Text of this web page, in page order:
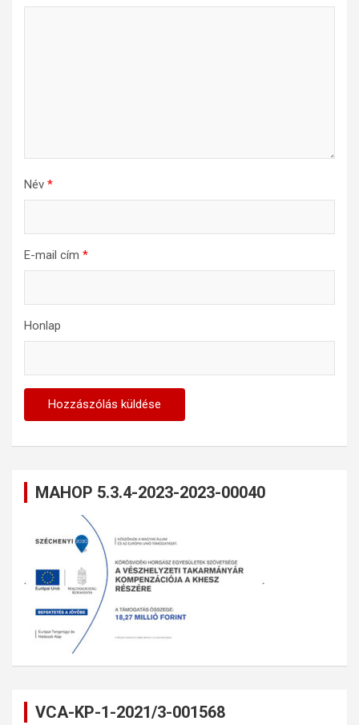
Név *
E-mail cím *
Honlap
MAHOP 5.3.4-2023-2023-00040
VCA-KP-1-2021/3-001568